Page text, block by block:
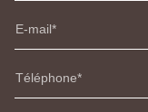
E-mail
Téléphone